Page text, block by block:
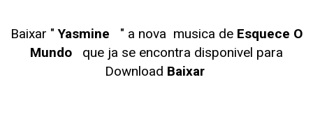
Baixar "Yasmine " a nova musica de Esquece O
Mundo
que ja se encontra disponivel para
Download Baixar